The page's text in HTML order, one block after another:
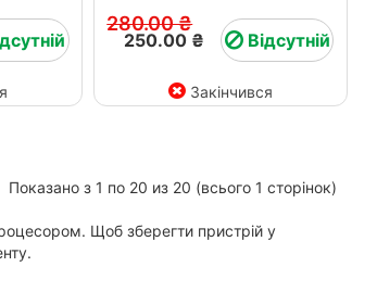
280.00 ₴
250.00 ₴ Відсутній
Закінчився
Показано з 1 по 20 из 20 (всього 1 сторінок)
Щоб зберегти пристрій у